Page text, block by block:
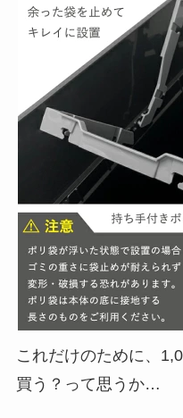
これだけのために、
買う？って思うか…